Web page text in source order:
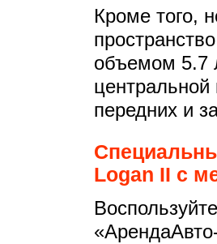
Кроме того,
объемом 5.7
передних и
Logan II с